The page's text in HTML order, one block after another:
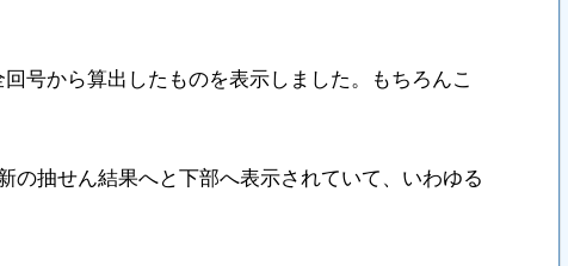
号から算出したものを表示しました。もちろんこ
の抽せん結果へと下部へ表示されていて、いわゆる